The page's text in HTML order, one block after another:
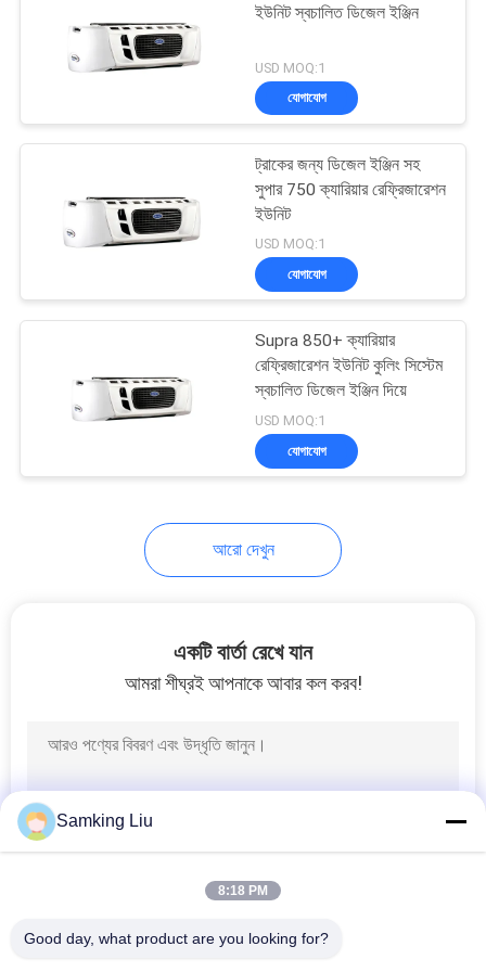
থার্মো কিং টি সিরিজ
ইসুজু ফ্রিজ ট্রাক
আধা ট্রেলার রেফ্রিজারেশন
ছাদ মাউন্ট রেফ্রিজারেশন
ইউনিট
ইউনিট স্বচালিত ডিজেল ইঞ্জিন
USD MOQ:1
যোগাযোগ
ট্রাকের জন্য ডিজেল ইঞ্জিন সহ
সুপার 750 ক্যারিয়ার রেফ্রিজারেশন
ইউনিট
USD MOQ:1
যোগাযোগ
Supra 850+ ক্যারিয়ার
রেফ্রিজারেশন ইউনিট কুলিং সিস্টেম
স্বচালিত ডিজেল ইঞ্জিন দিয়ে
USD MOQ:1
যোগাযোগ
আরো দেখুন
একটি বার্তা রেখে যান
আমরা শীঘ্রই আপনাকে আবার কল করব!
Samking Liu
8:18 PM
Good day, what product are you looking for?